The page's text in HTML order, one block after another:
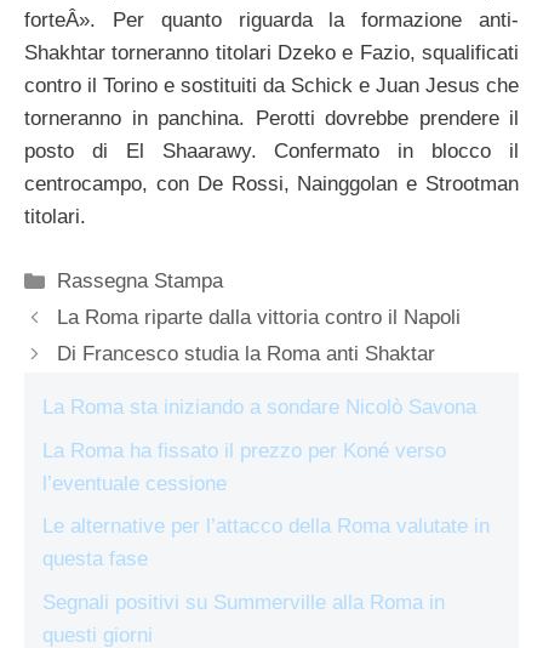
forteÂ». Per quanto riguarda la formazione anti-
Shakhtar torneranno titolari Dzeko e Fazio, squalificati
contro il Torino e sostituiti da Schick e Juan Jesus che
torneranno in panchina. Perotti dovrebbe prendere il
posto di El Shaarawy. Confermato in blocco il
centrocampo, con De Rossi, Nainggolan e Strootman
titolari.
Categorie
Rassegna Stampa
La Roma riparte dalla vittoria contro il Napoli
Di Francesco studia la Roma anti Shaktar
La Roma sta iniziando a sondare Nicolò Savona
La Roma ha fissato il prezzo per Koné verso
l’eventuale cessione
Le alternative per l’attacco della Roma valutate in
questa fase
Segnali positivi su Summerville alla Roma in
questi giorni